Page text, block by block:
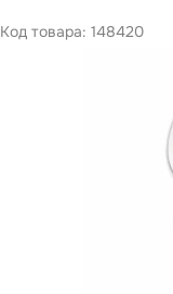
Ноутбуки
Код товара: 148420
Компания